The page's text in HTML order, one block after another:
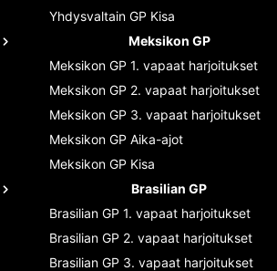
Yhdysvaltain GP Kisa
Meksikon GP
Meksikon GP 1. vapaat harjoitukset
Meksikon GP 2. vapaat harjoitukset
Meksikon GP 3. vapaat harjoitukset
Meksikon GP Aika-ajot
Meksikon GP Kisa
Brasilian GP
Brasilian GP 1. vapaat harjoitukset
Brasilian GP 2. vapaat harjoitukset
Brasilian GP 3. vapaat harjoitukset